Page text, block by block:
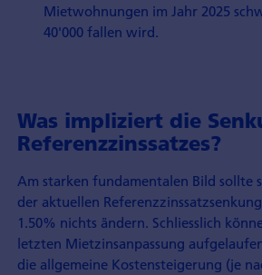
Mietwohnungen im Jahr 2025
40'000 fallen wird.
Was impliziert die
Referenzzinssatzes?
Am starken fundamentalen Bild sollte
der aktuellen
1.50% nichts ändern. Schliesslich
letzten Mietzinsanpassung
die allgemeine Kostensteigerung (je